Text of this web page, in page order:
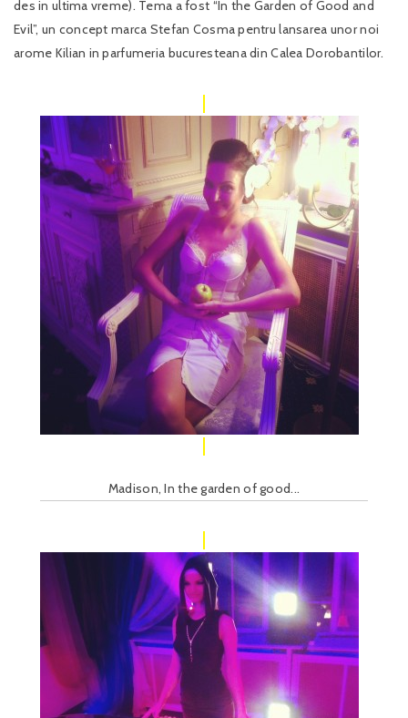
des in ultima vreme). Tema a fost “In the Garden of Good and
Evil”, un concept marca Stefan Cosma pentru lansarea unor noi
arome Kilian in parfumeria bucuresteana din Calea Dorobantilor.
Madison, In the garden of good...